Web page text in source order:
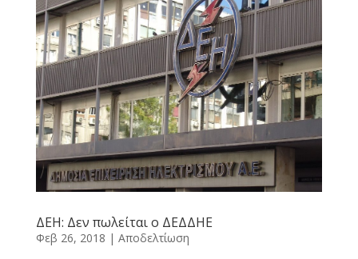
ΔΕΗ: Δεν πωλείται ο ΔΕΔΔΗΕ
Φεβ 26, 2018 | Αποδελτίωση